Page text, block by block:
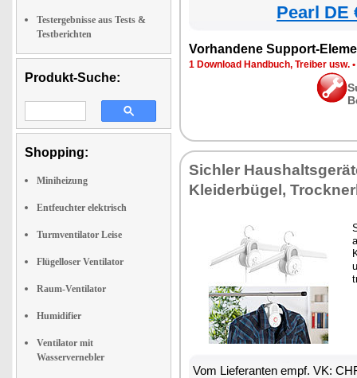
Testergebnisse aus Tests &
Testberichten
Produkt-Suche:
Shopping:
Miniheizung
Entfeuchter elektrisch
Turmventilator Leise
Flügelloser Ventilator
Raum-Ventilator
Humidifier
Ventilator mit
Wasservernebler
Pearl DE
Vorhandene Support-
1 Download Handbuch, Treiber usw. •
Sichler
Kleiderbügel,
Vom Lieferanten empf. VK: